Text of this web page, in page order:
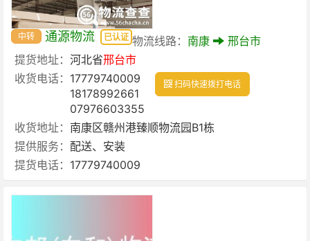
中转 通源物流 已认证 物流线路： 南康
邢台市
提货地址： 河北省邢台市
收货电话： 17779740009
18178992661
07976603355
扫码快速拨打电话
收货地址： 南康区赣州港臻顺物流园B1栋
提供服务： 配送、安装
提货电话： 17779740009